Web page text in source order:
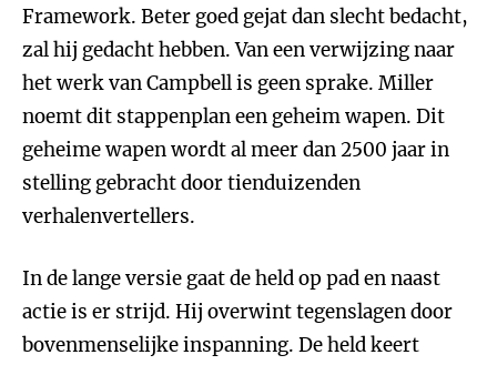
Framework. Beter goed gejat dan slecht bedacht,
zal hij gedacht hebben. Van een verwijzing naar
het werk van Campbell is geen sprake. Miller
noemt dit stappenplan een geheim wapen. Dit
geheime wapen wordt al meer dan 2500 jaar in
stelling gebracht door tienduizenden
verhalenvertellers.
In de lange versie gaat de held op pad en naast
actie is er strijd. Hij overwint tegenslagen door
bovenmenselijke inspanning. De held keert